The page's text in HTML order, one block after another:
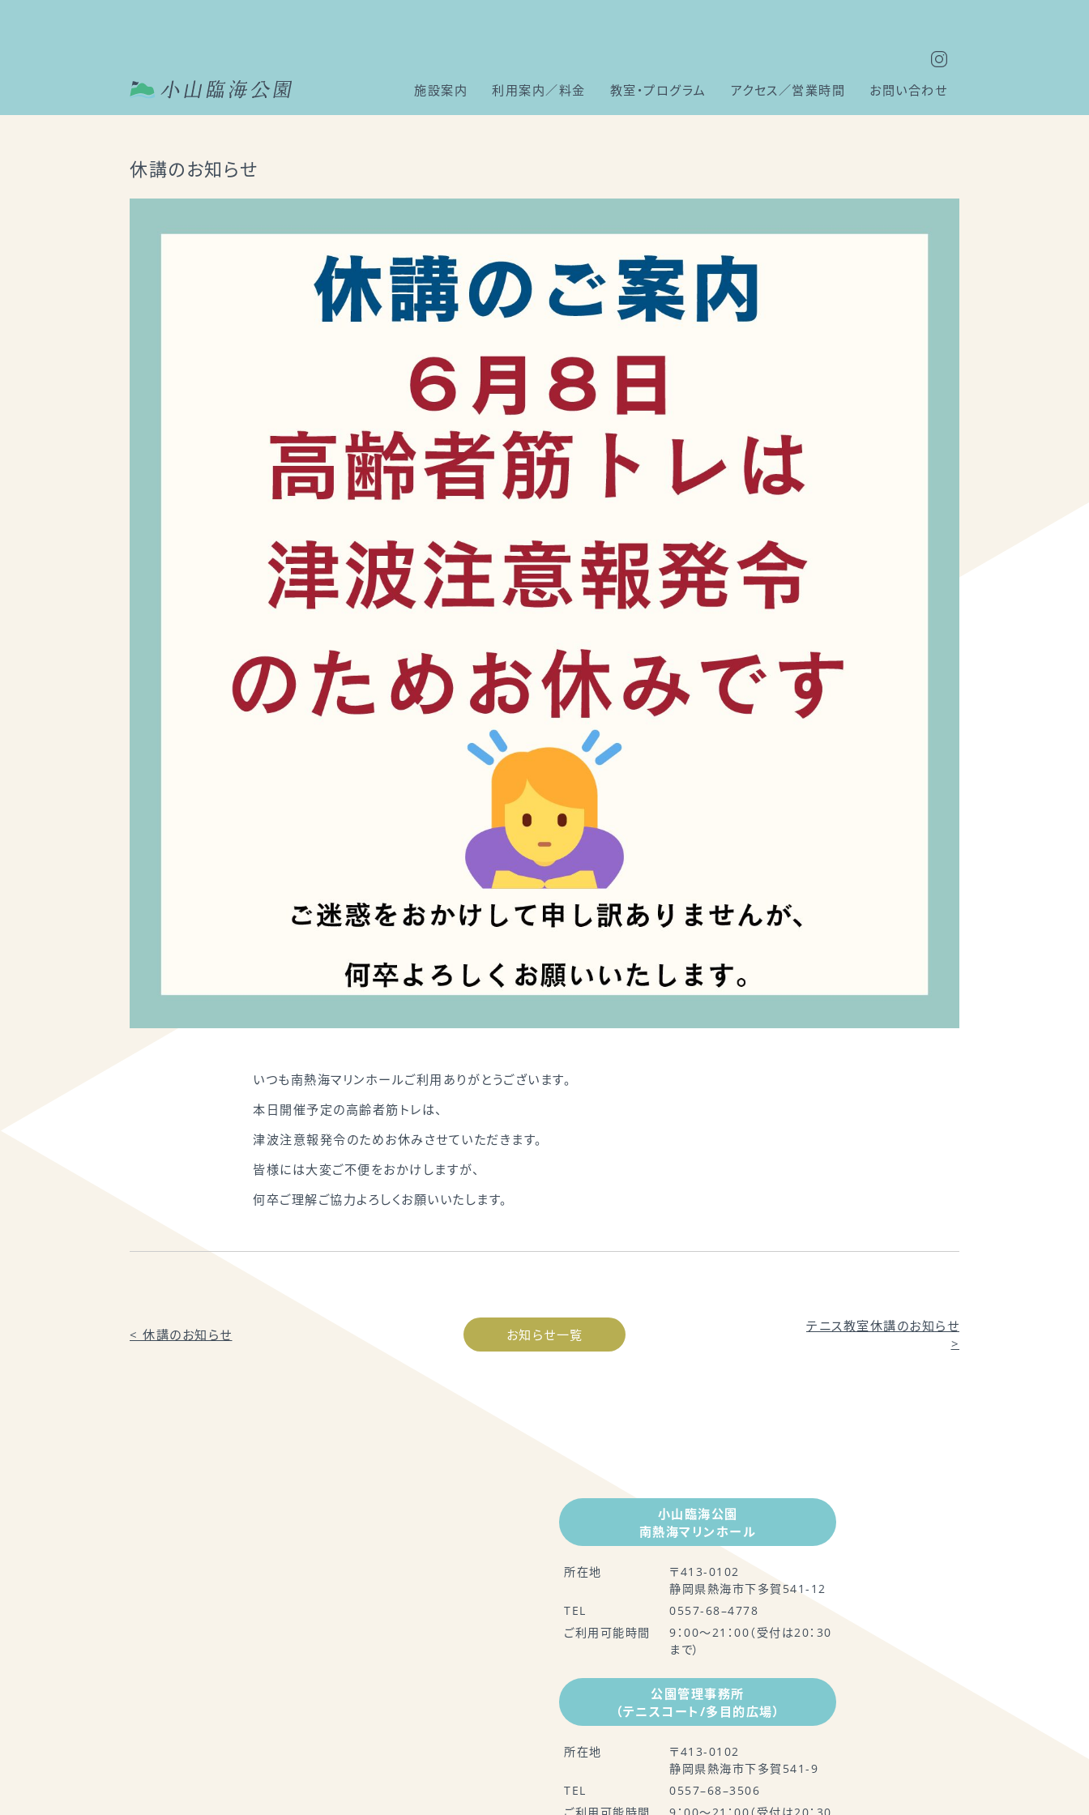
施設案内 利用案内／料金 教室・プログラム アクセス／営業時間 お問い合わせ
休講のお知らせ
いつも南熱海マリンホールご利用ありがとうございます。
本日開催予定の高齢者筋トレは、
津波注意報発令のためお休みさせていただきます。
皆様には大変ご不便をおかけしますが、
何卒ご理解ご協力よろしくお願いいたします。
< 休講のお知らせ お知らせ一覧
テニス教室休講のお知らせ
>
小山臨海公園
南熱海マリンホール
所在地
〒413-0102
静岡県熱海市下多賀541-12
TEL
0557-68–4778
ご利用可能時間
9：00～21：00（受付は20：30
まで）
公園管理事務所
（テニスコート/多目的広場）
所在地
〒413-0102
静岡県熱海市下多賀541-9
TEL
0557–68–3506